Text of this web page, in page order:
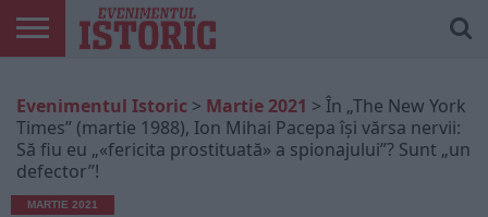
ONLINE
EDIȚII
TIPĂRITE
ISTORIC
PLAY
CONTUL
MEU
Evenimentul Istoric > Martie 2021 > În „The New York
Times” (martie 1988), Ion Mihai Pacepa își vărsa nervii:
Să fiu eu „«fericita prostituată» a spionajului”? Sunt „un
defector”!
MARTIE 2021